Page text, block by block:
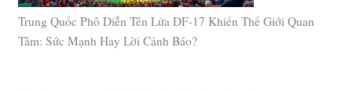
Trung Quốc Phô Diễn Tên Lửa DF-17 Khiến Thế Giới Quan
Tâm: Sức Mạnh Hay Lời Cảnh Báo?